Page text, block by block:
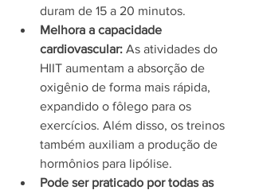
duram de 15 a 20 minutos.
Melhora a capacidade
cardiovascular: As atividades do
HIIT aumentam a absorção de
oxigênio de forma mais rápida,
expandido o fôlego para os
exercícios. Além disso, os treinos
também auxiliam a produção de
hormônios para lipólise.
Pode ser praticado por todas as